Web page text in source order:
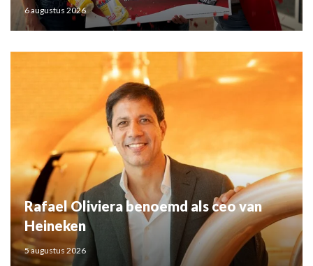
6 augustus 2026
Rafael Oliviera benoemd als ceo van
Heineken
5 augustus 2026